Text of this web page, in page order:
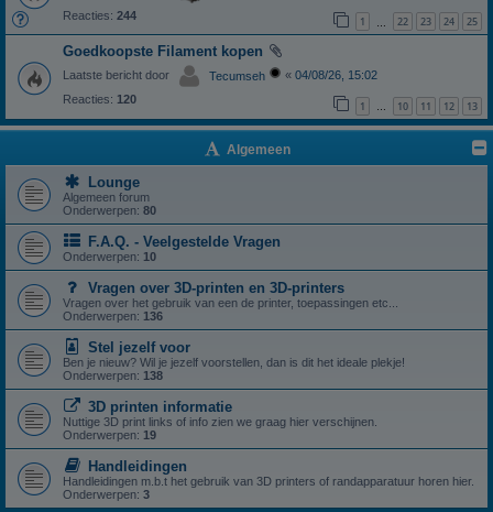
Reacties: 244 1 22 23 24 25
Goedkoopste Filament kopen
Laatste bericht door Tecumseh « 04/08/26, 15:02
Reacties: 120 1 … 10 11 12 13
Algemeen
Lounge
Algemeen forum
Onderwerpen: 80
F.A.Q. - Veelgestelde Vragen
Onderwerpen: 10
Vragen over 3D-printen en 3D-printers
Vragen over het gebruik van een de printer, toepassingen etc...
Onderwerpen: 136
Stel jezelf voor
Ben je nieuw? Wil je jezelf voorstellen, dan is dit het ideale plekje!
Onderwerpen: 138
3D printen informatie
Nuttige 3D print links of info zien we graag hier verschijnen.
Onderwerpen: 19
Handleidingen
Handleidingen m.b.t het gebruik van 3D printers of randapparatuur horen hier.
Onderwerpen: 3